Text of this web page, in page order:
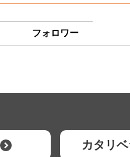
フォロワー
カタリ